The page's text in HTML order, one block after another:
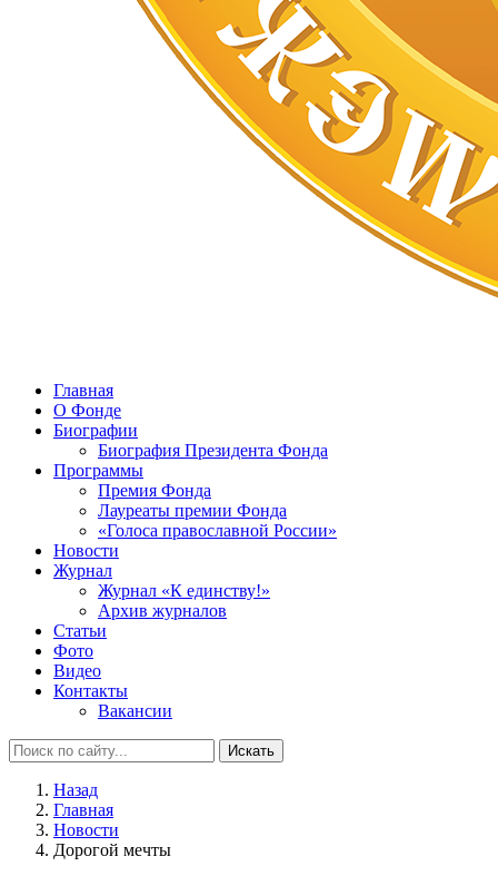
Главная
О Фонде
Биографии
Биография Президента Фонда
Программы
Премия Фонда
Лауреаты премии Фонда
«Голоса православной России»
Новости
Журнал
Журнал «К единству!»
Архив журналов
Статьи
Фото
Видео
Контакты
Вакансии
Искать
Назад
Главная
Новости
Дорогой мечты